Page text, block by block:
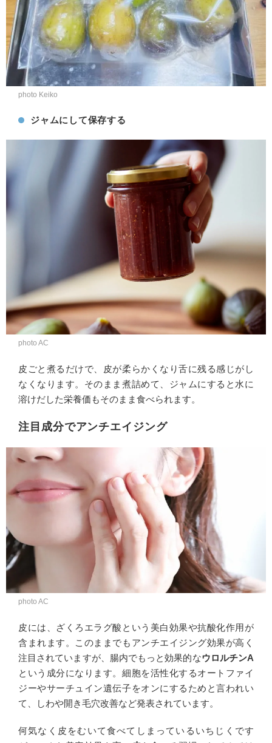
photo Keiko
ジャムにして保存する
photo AC
皮ごと煮るだけで、皮が柔らかくなり舌に残る感じがし
なくなります。そのまま煮詰めて、ジャムにすると水に
溶けだした栄養価もそのまま食べられます。
注目成分でアンチエイジング
photo AC
皮には、ざくろエラグ酸という美白効果や抗酸化作用が
含まれます。このままでもアンチエイジング効果が高く
注目されていますが、腸内でもっと効果的なウロルチンA
という成分になります。細胞を活性化するオートファイ
ジーやサーチュイン遺伝子をオンにするためと言われい
て、しわや開き毛穴改善など発表されています。
何気なく皮をむいて食べてしまっているいちじくです